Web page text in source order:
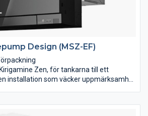
Design (MSZ-EF)
Zen, för tankarna till ett
installation som väcker uppmärksamhet